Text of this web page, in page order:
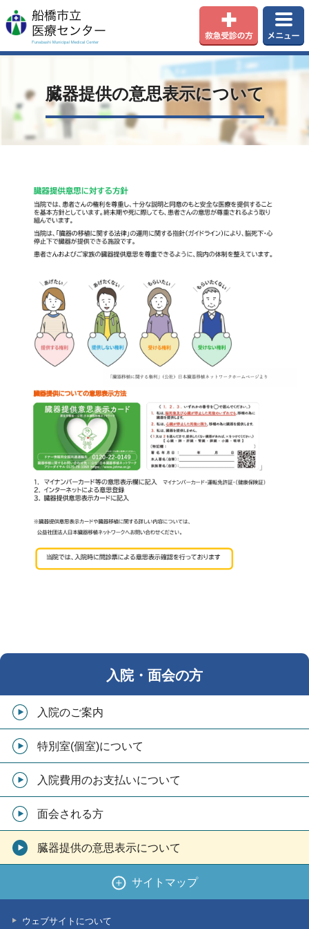
臓器提供の意思表示について
入院・面会の方
入院のご案内
特別室(個室)について
入院費用のお支払いについて
面会される方
臓器提供の意思表示について
サイトマップ
ウェブサイトについて